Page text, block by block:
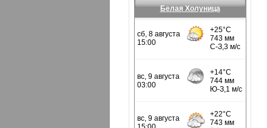
Белая Холуница